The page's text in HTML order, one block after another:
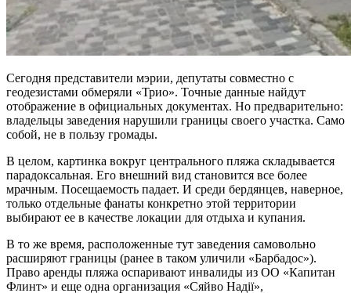
Сегодня представители мэрии, депутаты совместно с
геодезистами обмеряли «Трио». Точные данные найдут
отображение в официальных документах. Но предварительно:
владельцы заведения нарушили границы своего участка. Само
собой, не в пользу громады.
В целом, картинка вокруг центрального пляжа складывается
парадоксальная. Его внешний вид становится все более
мрачным. Посещаемость падает. И среди бердянцев, наверное,
только отдельные фанаты конкретно этой территории
выбирают ее в качестве локации для отдыха и купания.
В то же время, расположенные тут заведения самовольно
расширяют границы (ранее в таком уличили «Барбадос»).
Право аренды пляжа оспаривают инвалиды из ОО «Капитан
Флинт» и еще одна организация «Сяйво Надії»,